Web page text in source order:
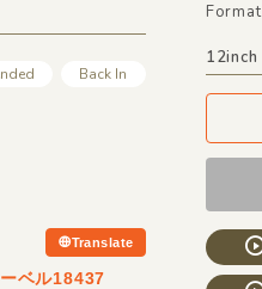
Back In
Translate
Format
12inch
ベル18437